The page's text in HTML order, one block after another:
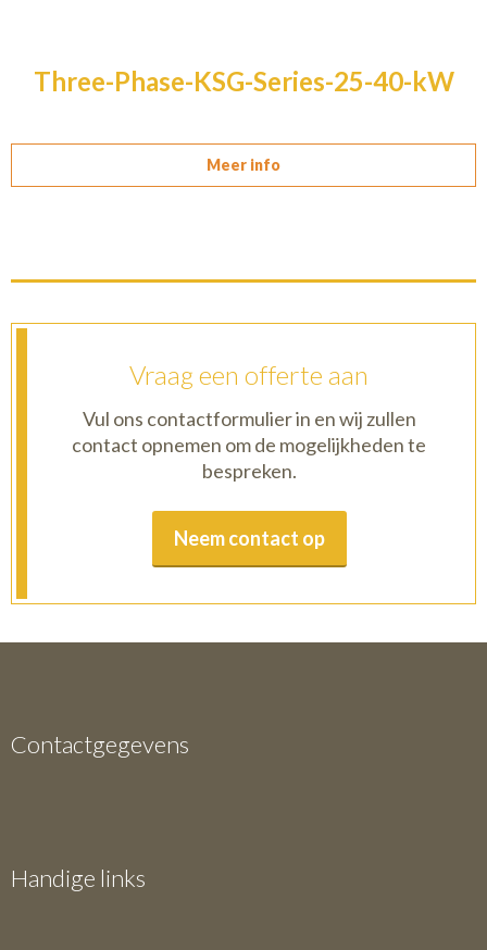
Three-Phase-KSG-Series-25-40-kW
Meer info
Vraag een offerte aan
Vul ons contactformulier in en wij zullen
contact opnemen om de mogelijkheden te
bespreken.
Neem contact op
Contactgegevens
Handige links